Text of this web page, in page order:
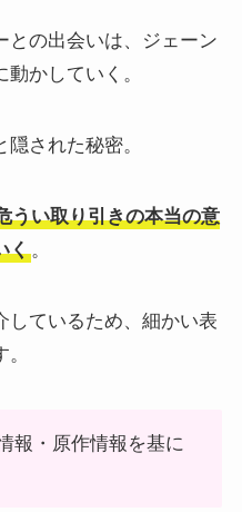
との出会いは、ジェーン
かしていく。
された秘密。
うい取り引きの本当の意
く。
ているため、細かい表
報・原作情報を基に